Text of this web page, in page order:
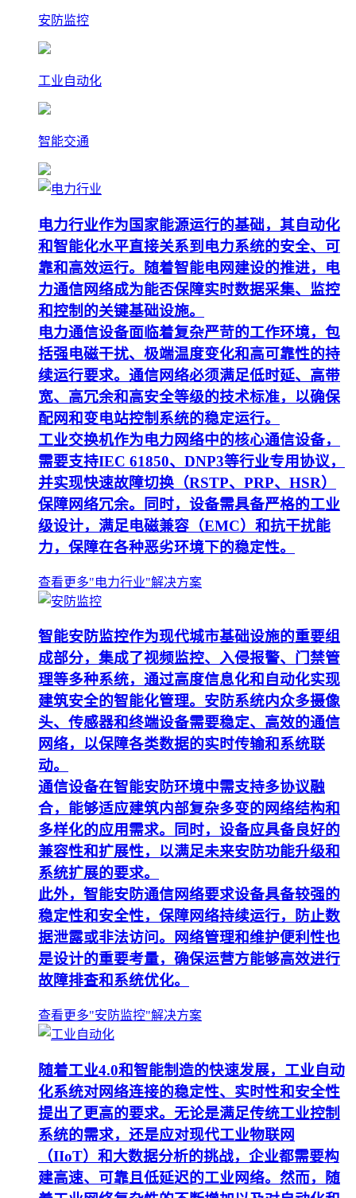
安防监控
工业自动化
智能交通
电力行业作为国家能源运行的基础，其自动化
和智能化水平直接关系到电力系统的安全、可
靠和高效运行。随着智能电网建设的推进，电
力通信网络成为能否保障实时数据采集、监控
和控制的关键基础设施。
电力通信设备面临着复杂严苛的工作环境，包
括强电磁干扰、极端温度变化和高可靠性的持
续运行要求。通信网络必须满足低时延、高带
宽、高冗余和高安全等级的技术标准，以确保
配网和变电站控制系统的稳定运行。
工业交换机作为电力网络中的核心通信设备，
需要支持IEC 61850、DNP3等行业专用协议，
并实现快速故障切换（RSTP、PRP、HSR）
保障网络冗余。同时，设备需具备严格的工业
级设计，满足电磁兼容（EMC）和抗干扰能
力，保障在各种恶劣环境下的稳定性。
查看更多"电力行业"解决方案
智能安防监控作为现代城市基础设施的重要组
成部分，集成了视频监控、入侵报警、门禁管
理等多种系统，通过高度信息化和自动化实现
建筑安全的智能化管理。安防系统内众多摄像
头、传感器和终端设备需要稳定、高效的通信
网络，以保障各类数据的实时传输和系统联
动。
通信设备在智能安防环境中需支持多协议融
合，能够适应建筑内部复杂多变的网络结构和
多样化的应用需求。同时，设备应具备良好的
兼容性和扩展性，以满足未来安防功能升级和
系统扩展的要求。
此外，智能安防通信网络要求设备具备较强的
稳定性和安全性，保障网络持续运行，防止数
据泄露或非法访问。网络管理和维护便利性也
是设计的重要考量，确保运营方能够高效进行
故障排查和系统优化。
查看更多"安防监控"解决方案
随着工业4.0和智能制造的快速发展，工业自动
化系统对网络连接的稳定性、实时性和安全性
提出了更高的要求。无论是满足传统工业控制
系统的需求，还是应对现代工业物联网
（IIoT）和大数据分析的挑战，企业都需要构
建高速、可靠且低延迟的工业网络。然而，随